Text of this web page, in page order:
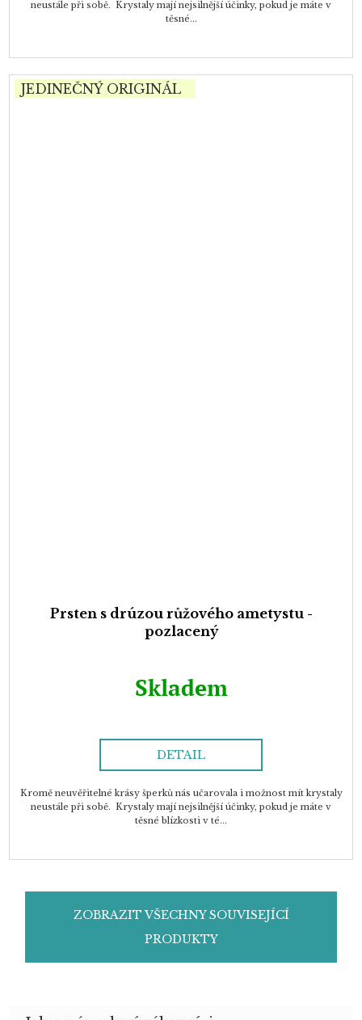
neustále při sobě. Krystaly mají nejsilnější účinky, pokud je máte v
těsné...
JEDINEČNÝ ORIGINÁL
Prsten s drúzou růžového ametystu -
pozlacený
Skladem
DETAIL
Kromě neuvěřitelné krásy šperků nás učarovala i možnost mít krystaly
neustále při sobě. Krystaly mají nejsilnější účinky, pokud je máte v
těsné blízkosti v té...
ZOBRAZIT VŠECHNY SOUVISEJÍCÍ
PRODUKTY